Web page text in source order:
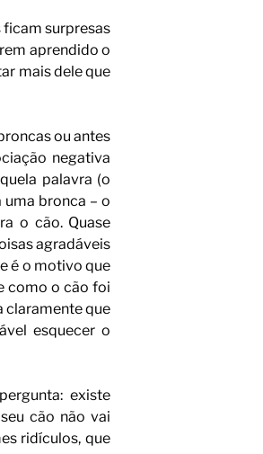
ficam surpresas
aprendido o
mais dele que
ou antes
negativa
palavra (o
uma bronca – o
o cão. Quase
agradáveis
é o motivo que
como o cão foi
claramente que
esquecer o
existe
cão não vai
ridículos, que